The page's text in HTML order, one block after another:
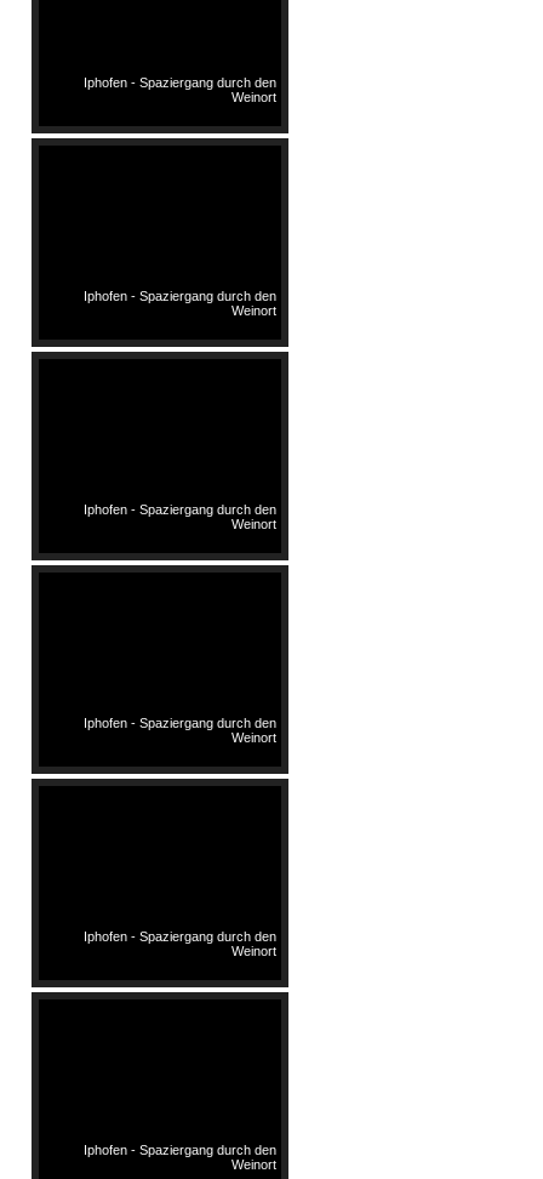
Iphofen - Spaziergang durch den
Weinort
Iphofen - Spaziergang durch den
Weinort
Iphofen - Spaziergang durch den
Weinort
Iphofen - Spaziergang durch den
Weinort
Iphofen - Spaziergang durch den
Weinort
Iphofen - Spaziergang durch den
Weinort